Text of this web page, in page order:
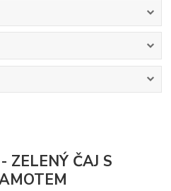
ZELENÝ ČAJ S